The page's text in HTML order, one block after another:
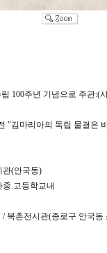
100주년 기념으로 주관:(
"김마리아의 독립 물결은
관(안국동)
중.고등학교내
북촌전시관(종로구 안국